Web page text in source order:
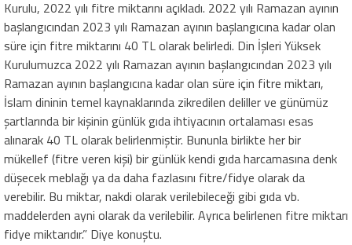
Kurulu, 2022 yılı fitre miktarını açıkladı. 2022 yılı Ramazan ayının
başlangıcından 2023 yılı Ramazan ayının başlangıcına kadar olan
süre için fitre miktarını 40 TL olarak belirledi. Din İşleri Yüksek
Kurulumuzca 2022 yılı Ramazan ayının başlangıcından 2023 yılı
Ramazan ayının başlangıcına kadar olan süre için fitre miktarı,
İslam dininin temel kaynaklarında zikredilen deliller ve günümüz
şartlarında bir kişinin günlük gıda ihtiyacının ortalaması esas
alınarak 40 TL olarak belirlenmiştir. Bununla birlikte her bir
mükellef (fitre veren kişi) bir günlük kendi gıda harcamasına denk
düşecek meblağı ya da daha fazlasını fitre/fidye olarak da
verebilir. Bu miktar, nakdi olarak verilebileceği gibi gıda vb.
maddelerden ayni olarak da verilebilir. Ayrıca belirlenen fitre miktarı
fidye miktarıdır.” Diye konuştu.